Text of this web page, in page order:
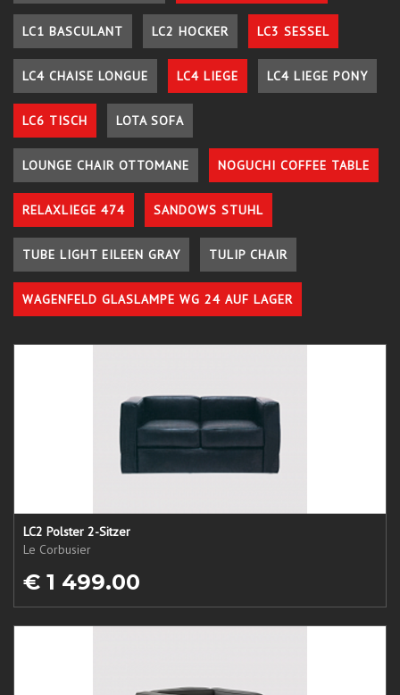
LC1 BASCULANT LC2 HOCKER LC3 SESSEL
LC4 CHAISE LONGUE LC4 LIEGE LC4 LIEGE PONY
LC6 TISCH LOTA SOFA
LOUNGE CHAIR OTTOMANE NOGUCHI COFFEE TABLE
RELAXLIEGE 474 SANDOWS STUHL
TUBE LIGHT EILEEN GRAY TULIP CHAIR
WAGENFELD GLASLAMPE WG 24 AUF LAGER
LC2 Polster 2-Sitzer
Le Corbusier
€ 1 499.00